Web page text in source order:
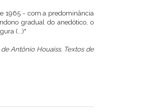
1965 - com a predominância
gradual do anedótico, o
(...)"
Antônio Houaiss. Textos de